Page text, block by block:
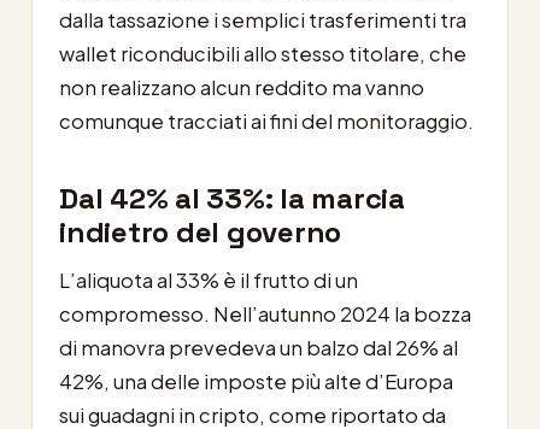
dalla tassazione i semplici trasferimenti tra
wallet riconducibili allo stesso titolare, che
non realizzano alcun reddito ma vanno
comunque tracciati ai fini del monitoraggio.
Dal 42% al 33%: la marcia
indietro del governo
L’aliquota al 33% è il frutto di un
compromesso. Nell’autunno 2024 la bozza
di manovra prevedeva un balzo dal 26% al
42%, una delle imposte più alte d’Europa
sui guadagni in cripto, come riportato da